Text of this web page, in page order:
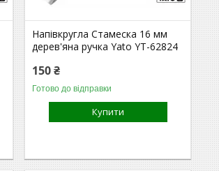
Напівкругла Стамеска 16 мм
дерев'яна ручка Yato YT-62824
150 ₴
Готово до відправки
Купити